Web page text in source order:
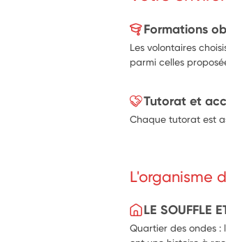
Formations
Les volontaires
parmi celles
Tutorat et
Chaque tutorat est
L'organisme
LE SOUFFLE
Quartier des ondes :